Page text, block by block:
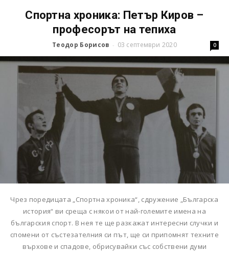
Спортна хроника: Петър Киров –
професорът на тепиха
Теодор Борисов - 03 септември 2020 0
Чрез поредицата „Спортна хроника“, сдружение „Българска
история“ ви среща с някои от най-големите имена на
българския спорт. В нея те ще разкажат интересни случки и
спомени от състезателния си път, ще си припомнят техните
върхове и спадове, обрисувайки със собствени думи